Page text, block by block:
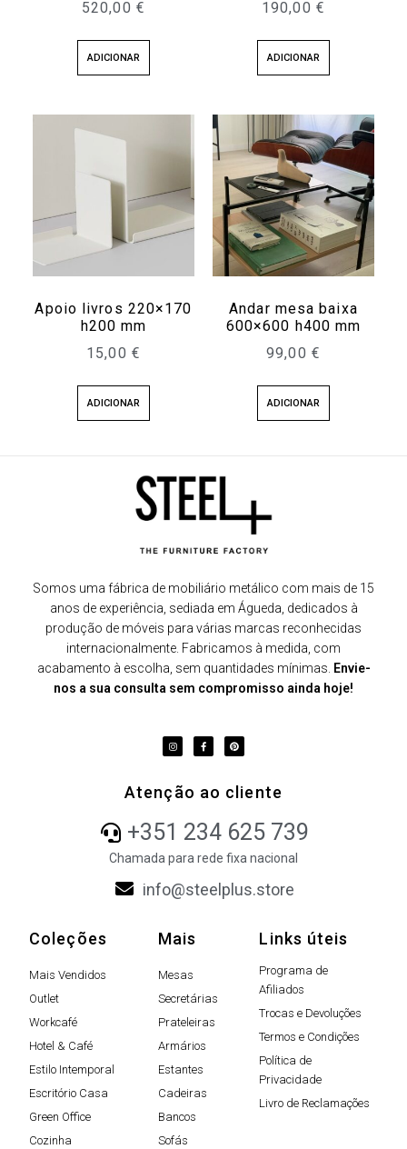
520,00 €
ADICIONAR
190,00 €
ADICIONAR
Apoio livros 220×170
h200 mm
15,00 €
ADICIONAR
Andar mesa baixa
600×600 h400 mm
99,00 €
ADICIONAR
Somos uma fábrica de mobiliário metálico com mais de 15
anos de experiência, sediada em Águeda, dedicados à
produção de móveis para várias marcas reconhecidas
internacionalmente. Fabricamos à medida, com
acabamento à escolha, sem quantidades mínimas. Envie-
nos a sua consulta sem compromisso ainda hoje!
Atenção ao cliente
+351 234 625 739
Chamada para rede fixa nacional
info@steelplus.store
Coleções
Mais Vendidos
Outlet
Workcafé
Hotel & Café
Estilo Intemporal
Escritório Casa
Green Office
Cozinha
Mais
Mesas
Secretárias
Prateleiras
Armários
Estantes
Cadeiras
Bancos
Sofás
Links úteis
Programa de
Afiliados
Trocas e Devoluções
Termos e Condições
Política de
Privacidade
Livro de Reclamações